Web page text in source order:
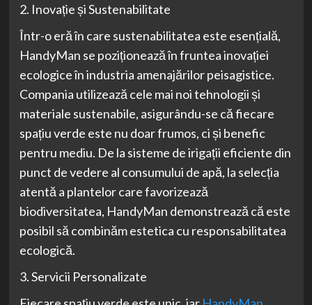
2. Inovație și Sustenabilitate
Într-o eră în care sustenabilitatea este esențială,
HandyMan se poziționează în fruntea inovației
ecologice în industria amenajărilor peisagistice.
Compania utilizează cele mai noi tehnologii și
materiale sustenabile, asigurându-se că fiecare
spațiu verde este nu doar frumos, ci și benefic
pentru mediu. De la sisteme de irigații eficiente din
punct de vedere al consumului de apă, la selecția
atentă a plantelor care favorizează
biodiversitatea, HandyMan demonstrează că este
posibil să combinăm estetica cu responsabilitatea
ecologică.
3. Servicii Personalizate